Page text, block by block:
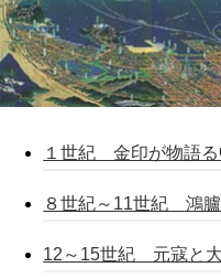
１世紀 金印が物語る
８世紀～11世紀 鴻
12～15世紀 元寇と